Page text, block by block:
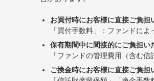
お買付時にお客様に直接ご負担
「買付手数料」：ファンドに
保有期間中に間接的にご負担い
「ファンドの管理費用（含む
ご換金時にお客様に直接ご負担